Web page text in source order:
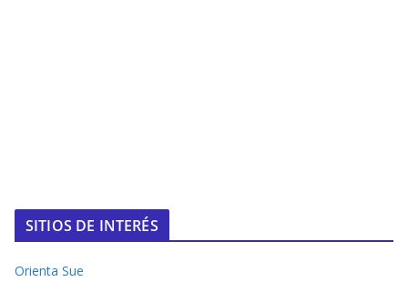
SITIOS DE INTERÉS
Orienta Sue